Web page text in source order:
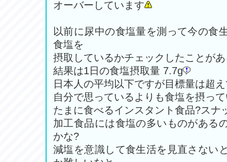
オーバーしています
以前に尿中の食塩量を測って今の食
食塩を
摂取しているかチェックしたことが
結果は1日の食塩摂取量 7.7g
日本人の平均以下ですが目標量は超
自分で思っているよりも食塩を摂っ
たまに食べるインスタント食品?スナ
加工食品には食塩の多いものがある
かな?
減塩を意識して食生活を見直さない